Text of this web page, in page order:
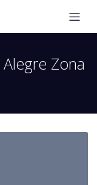
Zona